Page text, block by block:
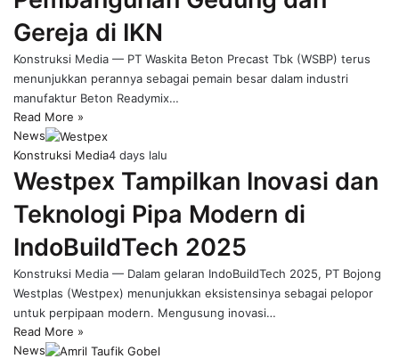
Gereja di IKN
Konstruksi Media — PT Waskita Beton Precast Tbk (WSBP) terus
menunjukkan perannya sebagai pemain besar dalam industri
manufaktur Beton Readymix…
Read More »
News
Konstruksi Media4 days lalu
Westpex Tampilkan Inovasi dan
Teknologi Pipa Modern di
IndoBuildTech 2025
Konstruksi Media — Dalam gelaran IndoBuildTech 2025, PT Bojong
Westplas (Westpex) menunjukkan eksistensinya sebagai pelopor
untuk perpipaan modern. Mengusung inovasi…
Read More »
News